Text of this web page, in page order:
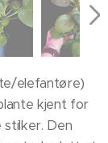
elefantøre)
kjent for
stilker. Den